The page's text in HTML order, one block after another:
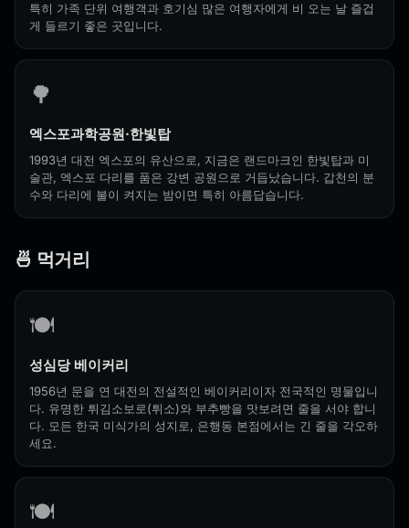
특히 가족 단위 여행객과 호기심 많은 여행자에게 비 오는 날 즐겁
게 들르기 좋은 곳입니다.
🌳
엑스포과학공원·한빛탑
1993년 대전 엑스포의 유산으로, 지금은 랜드마크인 한빛탑과 미
술관, 엑스포 다리를 품은 강변 공원으로 거듭났습니다. 갑천의 분
수와 다리에 불이 켜지는 밤이면 특히 아름답습니다.
🍜 먹거리
🍽️
성심당 베이커리
1956년 문을 연 대전의 전설적인 베이커리이자 전국적인 명물입니
다. 유명한 튀김소보로(튀소)와 부추빵을 맛보려면 줄을 서야 합니
다. 모든 한국 미식가의 성지로, 은행동 본점에서는 긴 줄을 각오하
세요.
🍽️